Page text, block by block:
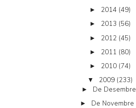
► 2014 (49)
► 2013 (56)
► 2012 (45)
► 2011 (80)
► 2010 (74)
▼ 2009 (233)
► De Desembre
► De Novembre